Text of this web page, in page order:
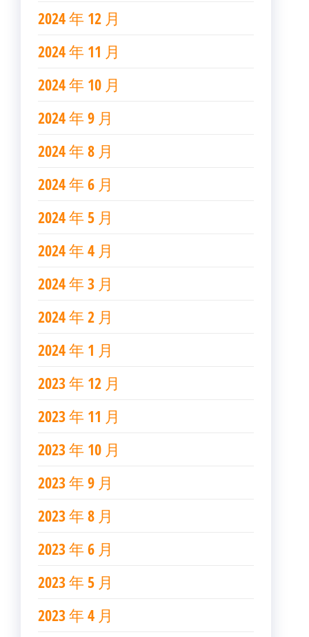
2024 年 12 月
2024 年 11 月
2024 年 10 月
2024 年 9 月
2024 年 8 月
2024 年 6 月
2024 年 5 月
2024 年 4 月
2024 年 3 月
2024 年 2 月
2024 年 1 月
2023 年 12 月
2023 年 11 月
2023 年 10 月
2023 年 9 月
2023 年 8 月
2023 年 6 月
2023 年 5 月
2023 年 4 月